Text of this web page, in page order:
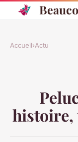
Accueil›Actu
histoire,